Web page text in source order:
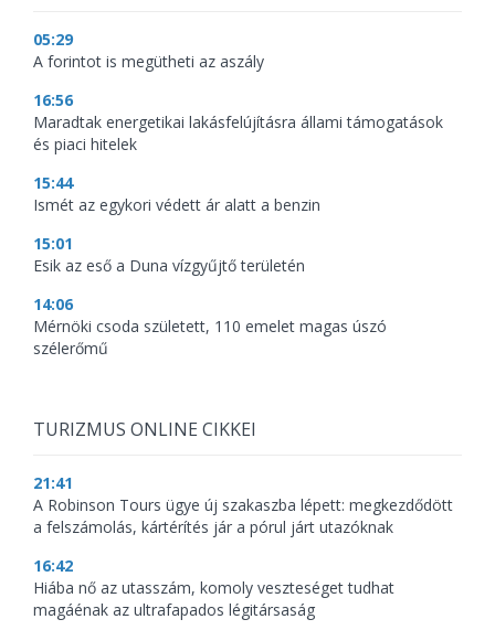
05:29
A forintot is megütheti az aszály
16:56
Maradtak energetikai lakásfelújításra állami támogatások
és piaci hitelek
15:44
Ismét az egykori védett ár alatt a benzin
15:01
Esik az eső a Duna vízgyűjtő területén
14:06
Mérnöki csoda született, 110 emelet magas úszó
szélerőmű
TURIZMUS ONLINE CIKKEI
21:41
A Robinson Tours ügye új szakaszba lépett: megkezdődött
a felszámolás, kártérítés jár a pórul járt utazóknak
16:42
Hiába nő az utasszám, komoly veszteséget tudhat
magáénak az ultrafapados légitársaság